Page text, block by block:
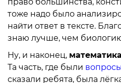
тоже надо было
найти ответ в тексте.
знаю лучше, чем
Ну, и наконец, математика
Та часть, где были
сказали ребята, была